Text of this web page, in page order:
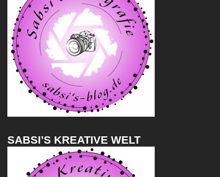
SABSI’S KREATIVE WELT